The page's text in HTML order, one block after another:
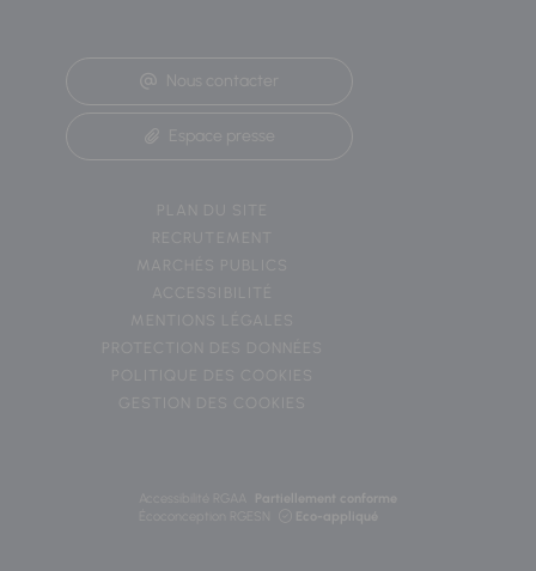
Nous contacter
Espace presse
PLAN DU SITE
RECRUTEMENT
MARCHÉS PUBLICS
ACCESSIBILITÉ
MENTIONS LÉGALES
Partiellement conforme
Eco-appliqué